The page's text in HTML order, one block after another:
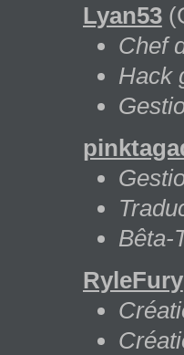
Lyan53
Chef
Hack
Bêta-
RyleFury